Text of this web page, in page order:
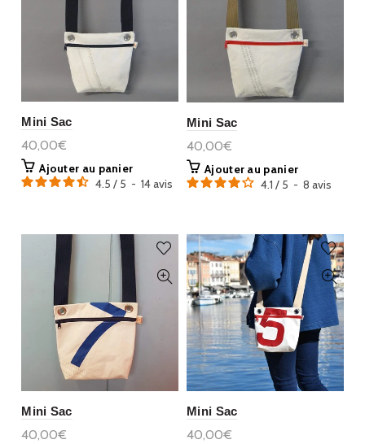
Mini Sac
40,00€
Ajouter au panier
4.5 / 5 - 14avis
Mini Sac
40,00€
Ajouter au panier
4.1 / 5 - 8 avis
Mini Sac
40,00€
Mini Sac
40,00€